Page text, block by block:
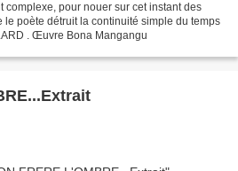
complexe, pour nouer sur cet instant des
poète détruit la continuité simple du temps
. Œuvre Bona Mangangu